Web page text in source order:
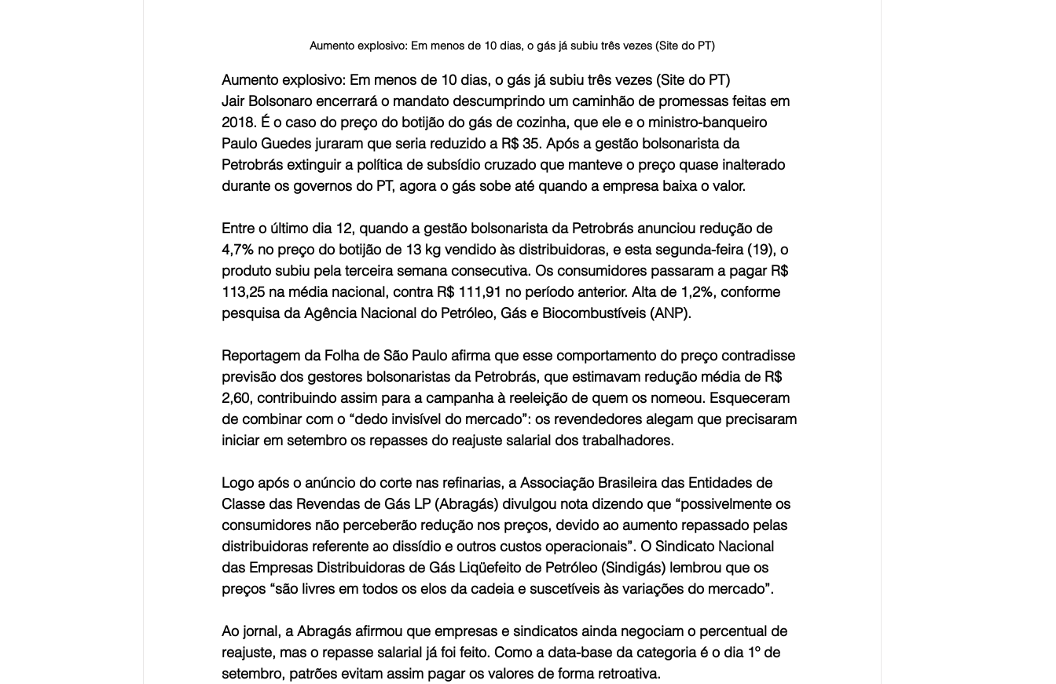
Aumento explosivo: Em menos de 10 dias, o gás já subiu três vezes (Site do PT)
Aumento explosivo: Em menos de 10 dias, o gás já subiu três vezes (Site do PT)
Jair Bolsonaro encerrará o mandato descumprindo um caminhão de promessas feitas em
2018. É o caso do preço do botijão do gás de cozinha, que ele e o ministro-banqueiro
Paulo Guedes juraram que seria reduzido a R$ 35. Após a gestão bolsonarista da
Petrobrás extinguir a política de subsídio cruzado que manteve o preço quase inalterado
durante os governos do PT, agora o gás sobe até quando a empresa baixa o valor.
Entre o último dia 12, quando a gestão bolsonarista da Petrobrás anunciou redução de
4,7% no preço do botijão de 13 kg vendido às distribuidoras, e esta segunda-feira (19), o
produto subiu pela terceira semana consecutiva. Os consumidores passaram a pagar R$
113,25 na média nacional, contra R$ 111,91 no período anterior. Alta de 1,2%, conforme
pesquisa da Agência Nacional do Petróleo, Gás e Biocombustíveis (ANP).
Reportagem da Folha de São Paulo afirma que esse comportamento do preço contradisse
previsão dos gestores bolsonaristas da Petrobrás, que estimavam redução média de R$
2,60, contribuindo assim para a campanha à reeleição de quem os nomeou. Esqueceram
de combinar com o “dedo invisível do mercado”: os revendedores alegam que precisaram
iniciar em setembro os repasses do reajuste salarial dos trabalhadores.
Logo após o anúncio do corte nas refinarias, a Associação Brasileira das Entidades de
Classe das Revendas de Gás LP (Abragás) divulgou nota dizendo que “possivelmente os
consumidores não perceberão redução nos preços, devido ao aumento repassado pelas
distribuidoras referente ao dissídio e outros custos operacionais”. O Sindicato Nacional
das Empresas Distribuidoras de Gás Liqüefeito de Petróleo (Sindigás) lembrou que os
preços “são livres em todos os elos da cadeia e suscetíveis às variações do mercado”.
Ao jornal, a Abragás afirmou que empresas e sindicatos ainda negociam o percentual de
reajuste, mas o repasse salarial já foi feito. Como a data-base da categoria é o dia 1º de
setembro, patrões evitam assim pagar os valores de forma retroativa.